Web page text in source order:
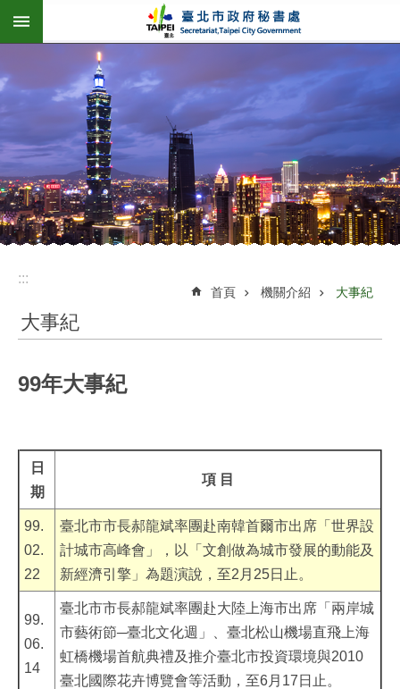
跳到主要內容區塊
:::
首頁 機關介紹 大事紀
大事紀
99年大事紀
日
期
項 目
99.
02.
22
臺北市市長郝龍斌率團赴南韓首爾市出席「世界設
計城市高峰會」，以「文創做為城市發展的動能及
新經濟引擎」為題演說，至2月25日止。
99.
06.
14
臺北市市長郝龍斌率團赴大陸上海市出席「兩岸城
市藝術節─臺北文化週」、臺北松山機場直飛上海
虹橋機場首航典禮及推介臺北市投資環境與2010
臺北國際花卉博覽會等活動，至6月17日止。